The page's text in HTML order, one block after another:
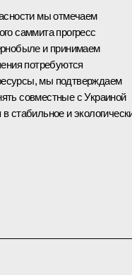
мы отмечаем
саммита прогресс
и принимаем
потребуются
мы подтверждаем
совместные с Украиной
стабильное и